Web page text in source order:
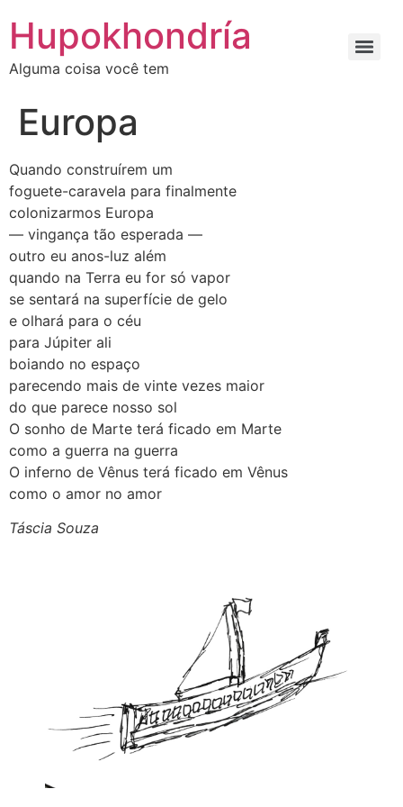
para
conteúdo
Hupokhondría
Alguma coisa você tem
Europa
Quando construírem um
foguete-caravela para finalmente
colonizarmos Europa
— vingança tão esperada —
outro eu anos-luz além
quando na Terra eu for só vapor
se sentará na superfície de gelo
e olhará para o céu
para Júpiter ali
boiando no espaço
parecendo mais de vinte vezes maior
do que parece nosso sol
O sonho de Marte terá ficado em Marte
como a guerra na guerra
O inferno de Vênus terá ficado em Vênus
como o amor no amor
Táscia Souza